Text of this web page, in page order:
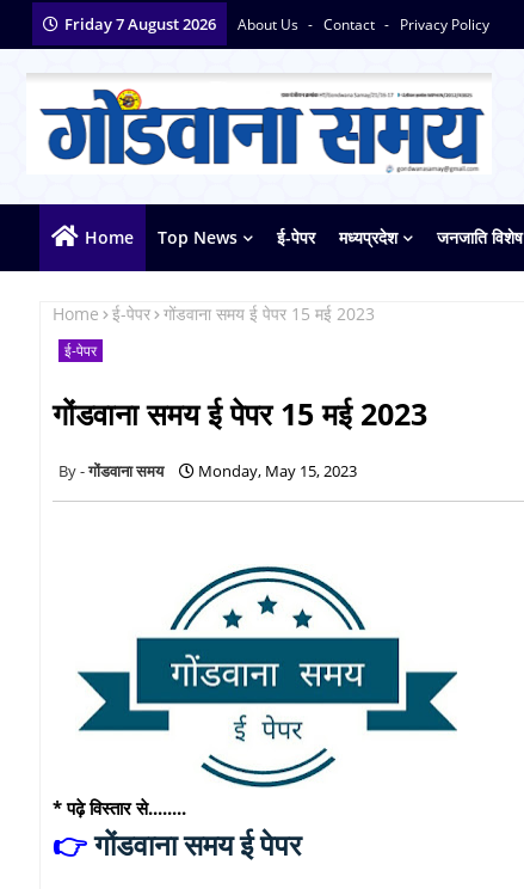
Friday 7 August 2026 About Us Contact Privacy Policy
Home Top News ई-पेपर मध्यप्रदेश जनजाति विशेष
Home ई-पेपर गोंडवाना समय ई पेपर 15 मई 2023
ई-पेपर
गोंडवाना समय ई पेपर 15 मई 2023
गोंडवाना समय Monday, May 15, 2023
* पढ़े विस्तार से........
👉गोंडवाना समय ई पेपर